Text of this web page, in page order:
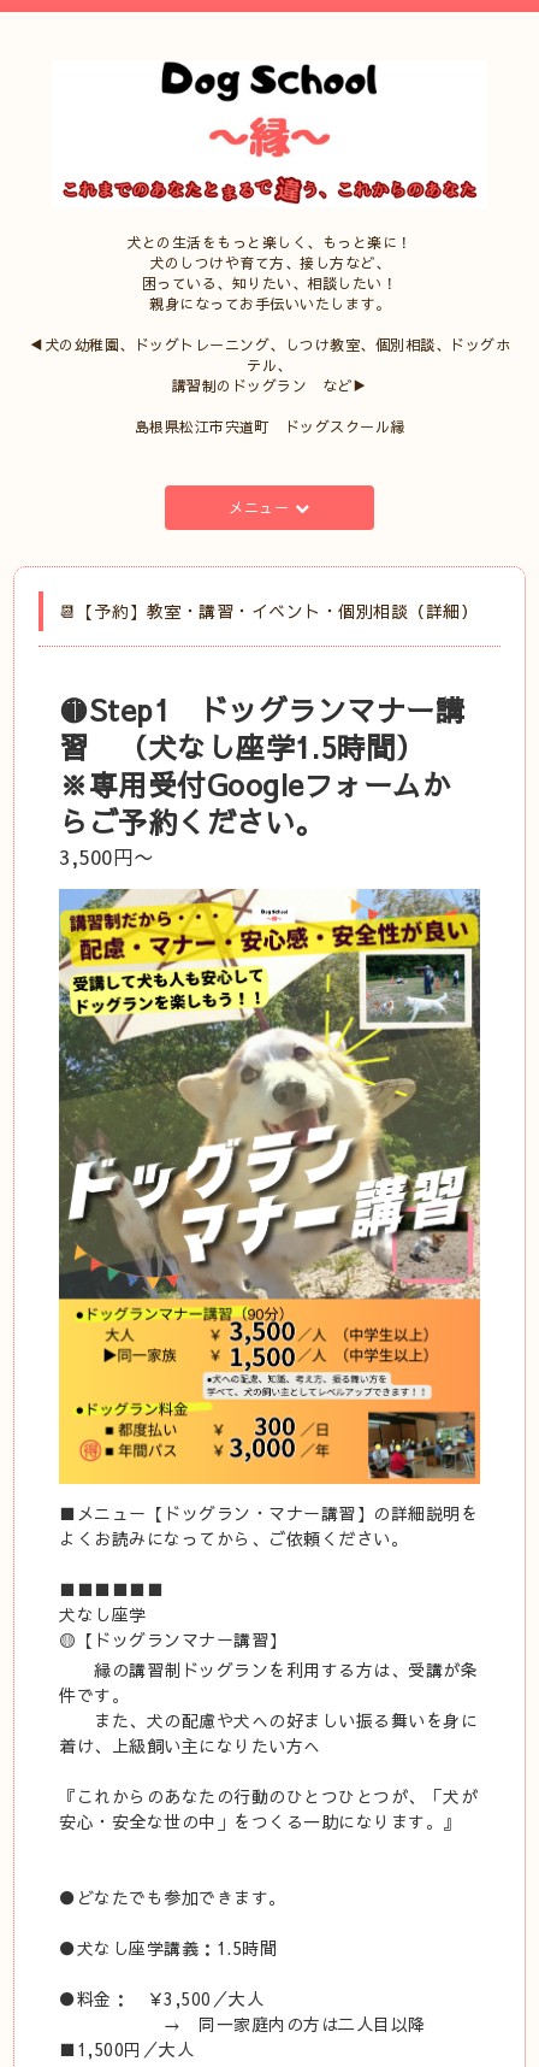
犬との生活をもっと楽しく、もっと楽に！
犬のしつけや育て方、接し方など、
困っている、知りたい、相談したい！
親身になってお手伝いいたします。
◀犬の幼稚園、ドッグトレーニング、しつけ教室、個別相談、ドッグホ
テル、
講習制のドッグラン など▶
島根県松江市宍道町 ドッグスクール縁
メニュー
📆【予約】教室・講習・イベント・個別相談（詳細）
🟡Step1 ドッグランマナー講
習 （犬なし座学1.5時間）
※専用受付Googleフォームか
らご予約ください。
3,500円〜
■メニュー【ドッグラン・マナー講習】の詳細説明を
よくお読みになってから、ご依頼ください。
■■■■■■
犬なし座学
🟡【ドッグランマナー講習】
縁の講習制ドッグランを利用する方は、受講が条
件です。
また、犬の配慮や犬への好ましい振る舞いを身に
着け、上級飼い主になりたい方へ
『これからのあなたの行動のひとつひとつが、「犬が
安心・安全な世の中」をつくる一助になります。』
●どなたでも参加できます。
●犬なし座学講義：1.5時間
●料金： ￥3,500／大人
→ 同一家庭内の方は二人目以降
■1,500円／大人